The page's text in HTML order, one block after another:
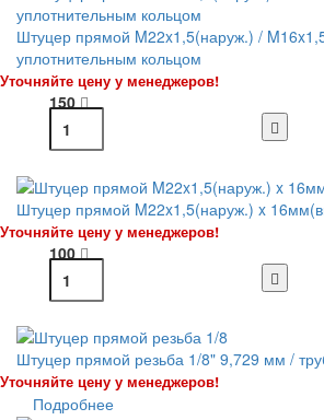
Штуцер прямой M22x1,5(наруж.) /
уплотнительным кольцом
Уточняйте цену у менеджеров!
150
Штуцер прямой M22x1,5(наруж.) x
Уточняйте цену у менеджеров!
100
Штуцер прямой резьба 1/8" 9,729 мм /
Уточняйте цену у менеджеров!
Подробнее